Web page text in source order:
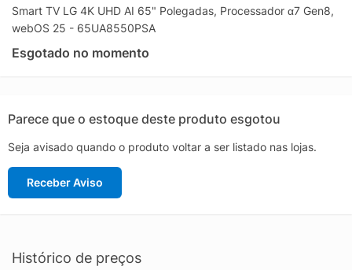
Smart TV LG 4K UHD AI 65" Polegadas, Processador α7 Gen8,
webOS 25 - 65UA8550PSA
Esgotado no momento
Parece que o estoque deste produto esgotou
Seja avisado quando o produto voltar a ser listado nas lojas.
Receber Aviso
Histórico de preços